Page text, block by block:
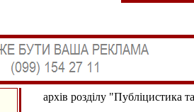
архів розділу "Публіцистика